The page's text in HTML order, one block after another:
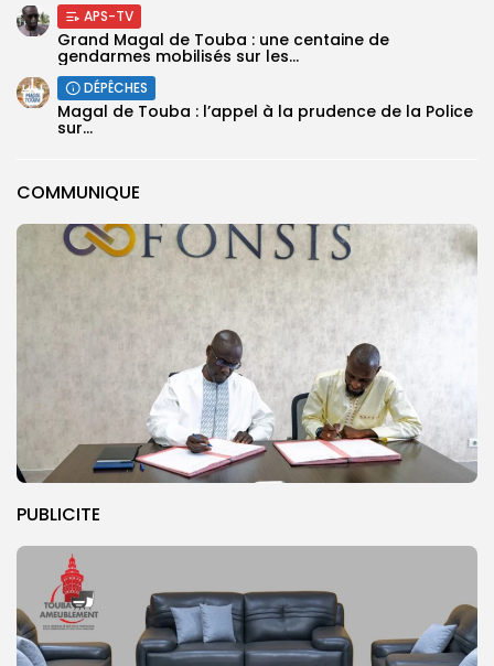
COMMUNIQUE
PUBLICITE
APS-TV
Grand Magal de Touba : une centaine de
gendarmes mobilisés sur les...
DÉPÊCHES
Magal de Touba : l’appel à la prudence de la Police
sur...